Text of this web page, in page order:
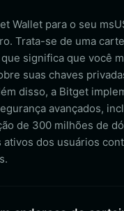
Wallet para o seu
Trata-se de uma
significa que você
suas chaves
disso, a Bitget
avançados,
de 300 milhões de
ativos dos usuários